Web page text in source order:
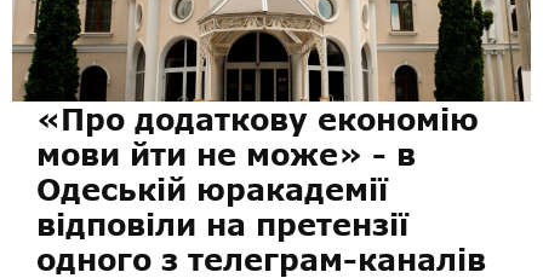
«Про додаткову економію
мови йти не може» - в
Одеській юракадемії
відповіли на претензії
одного з телеграм-каналів